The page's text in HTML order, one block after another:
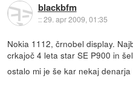
blackbfm
::29. apr 2009, 01:35
Nokia 1112, črnobel display.
crkajoč 4 leta star SE P900 in
ostalo mi je še kar nekaj denarja